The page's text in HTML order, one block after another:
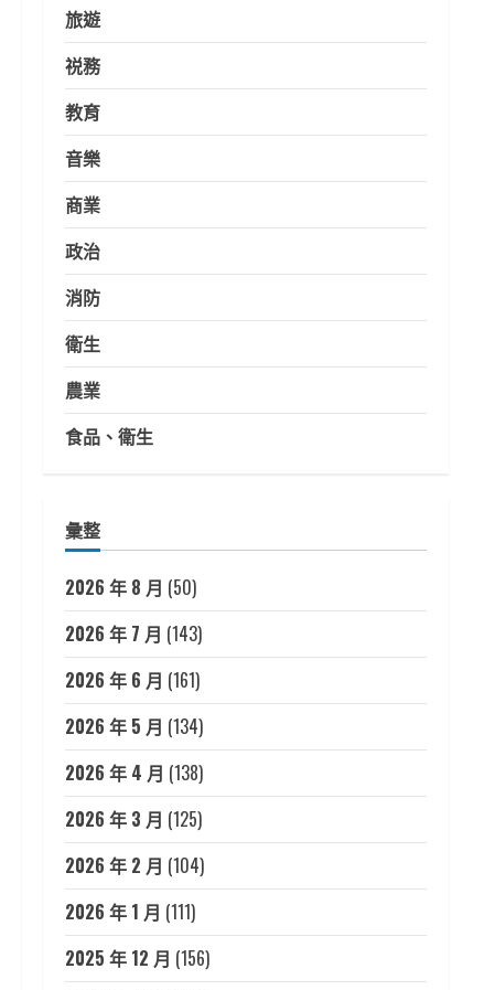
旅遊
祱務
教育
音樂
商業
政治
消防
衛生
農業
食品、衛生
彙整
2026 年 8 月 (50)
2026 年 7 月 (143)
2026 年 6 月 (161)
2026 年 5 月 (134)
2026 年 4 月 (138)
2026 年 3 月 (125)
2026 年 2 月 (104)
2026 年 1 月 (111)
2025 年 12 月 (156)